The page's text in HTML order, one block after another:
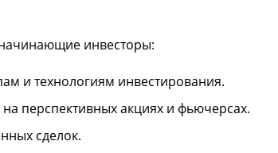
инвесторы:
и технологиям инвестирования.
перспективных акциях и фьючерсах.
сделок.